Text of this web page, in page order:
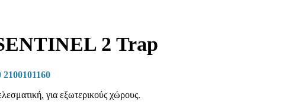
2 Trap
2100101160
για εξωτερικούς χώρους.